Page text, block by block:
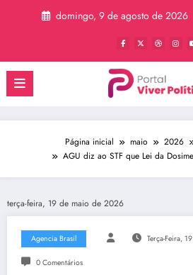
domingo, 9 de agosto de 2026
Página inicial maio 2026
AGU diz ao STF que Lei da
terça-feira, 19 de maio de 2026
Agencia Brasil Terça-Feira,
0 Comentários